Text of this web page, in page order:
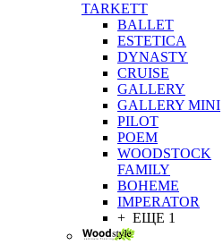
TARKETT
BALLET
ESTETICA
DYNASTY
CRUISE
GALLERY
GALLERY MINI
PILOT
POEM
WOODSTOCK
FAMILY
BOHEME
IMPERATOR
+ ЕЩЕ 1